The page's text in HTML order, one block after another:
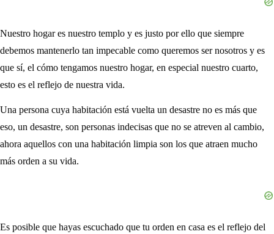
Nuestro hogar es nuestro templo y es justo por ello que siempre
debemos mantenerlo tan impecable como queremos ser nosotros y es
que sí, el cómo tengamos nuestro hogar, en especial nuestro cuarto,
esto es el reflejo de nuestra vida.
Una persona cuya habitación está vuelta un desastre no es más que
eso, un desastre, son personas indecisas que no se atreven al cambio,
ahora aquellos con una habitación limpia son los que atraen mucho
más orden a su vida.
Es posible que hayas escuchado que tu orden en casa es el reflejo del